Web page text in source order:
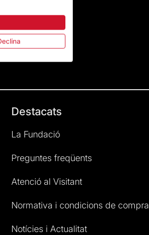
Destacats
La Fundació
Preguntes freqüents
Atenció al Visitant
Normativa i condicions de compra
Notícies i Actualitat